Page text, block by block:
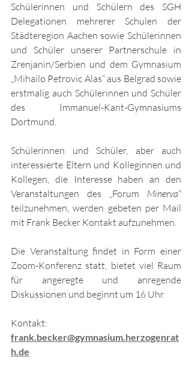
Schülerinnen und Schülern des SGH
Delegationen mehrerer Schulen der
Städteregion Aachen sowie Schülerinnen
und Schüler unserer Partnerschule in
Zrenjanin/Serbien und dem Gymnasium
„Mihailo Petrovic Alas“ aus Belgrad sowie
erstmalig auch Schülerinnen und Schüler
des Immanuel-Kant-Gymnasiums
Dortmund.
Schülerinnen und Schüler, aber auch
interessierte Eltern und Kolleginnen und
Kollegen, die Interesse haben an den
Veranstaltungen des „Forum Minerva“
teilzunehmen, werden gebeten per Mail
mit Frank Becker Kontakt aufzunehmen.
Die Veranstaltung findet in Form einer
Zoom-Konferenz statt, bietet viel Raum
für angeregte und anregende
Diskussionen und beginnt um 16 Uhr.
frank.becker@gymnasium.herzogenrat
h.de